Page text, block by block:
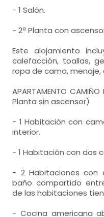
- 1 Salón.
- 2ª Planta con
Este alojamiento
calefacción, toallas,
ropa de cama,
APARTAMENTO
Planta sin ascensor)
- 1 Habitación con
interior.
- 1 Habitación con dos
- 2 Habitaciones con
baño compartido
de las habitaciones
- Cocina americana